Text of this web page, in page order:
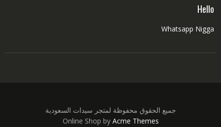
Hello
Whatsapp Nigga
جميع الحقوق محفوظة لمتجر سيدات السعودية
Online Shop by Acme Themes